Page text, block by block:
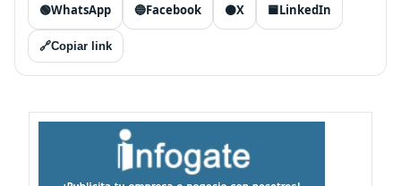
🟢WhatsApp 🔵Facebook ⚫X 🟦LinkedIn
🔗Copiar link